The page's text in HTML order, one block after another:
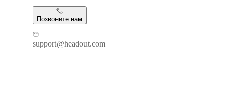
Позвоните нам
support@headout.com